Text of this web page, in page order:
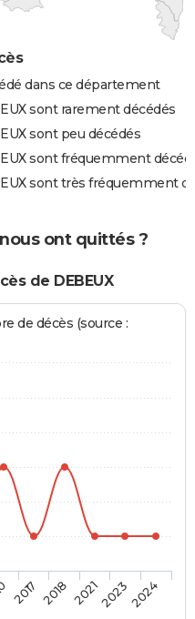
dans ce département
sont rarement décédés
sont peu décédés
sont fréquemment
sont très fréquemment
ont quittés ?
de DEBEUX
de décès (source :
2017 2018 202120232024